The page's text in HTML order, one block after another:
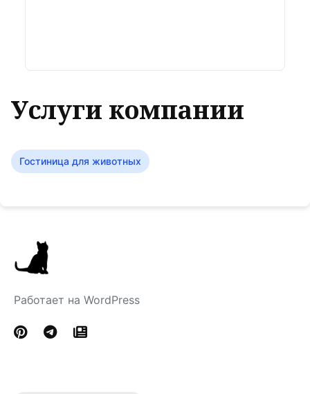
Услуги компании
Гостиница для животных
Работает на WordPress